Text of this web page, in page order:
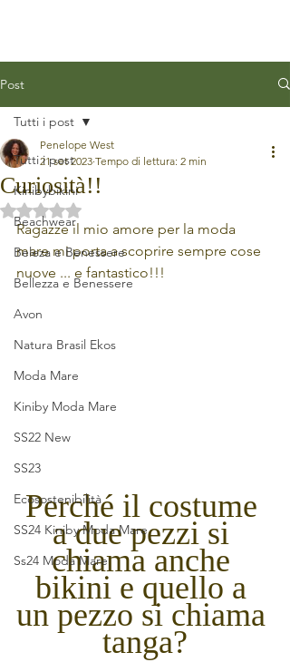
Post
Tutti i post
Kinibybikini
Beachwear
Beleza e Benessere
Bellezza e Benessere
Avon
Natura Brasil Ekos
Moda Mare
Kiniby Moda Mare
SS22 New
SS23
Ecosostenibilità
SS24 Kiniby Moda Mare
Ss24 Moda Mare
Tutti i post
Curiosità!!
Penelope West
21 set 2023 Tempo di lettura: 2 min
Valutazione NaN stelle su 5.
Ragazze il mio amore per la moda
mare mi porta a scoprire sempre cose
nuove ... e fantastico!!!
Perché il costume
a due pezzi si
chiama anche
bikini e quello a
un pezzo si chiama
tanga?